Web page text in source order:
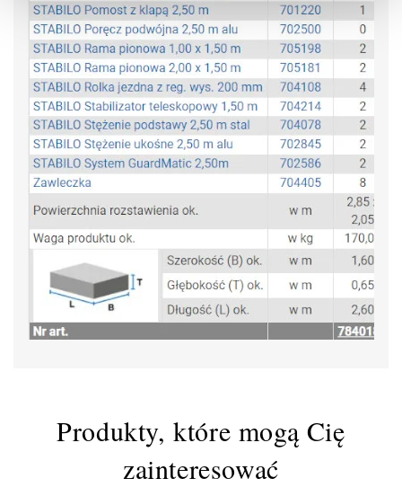
Produkty, które mogą Cię
zainteresować